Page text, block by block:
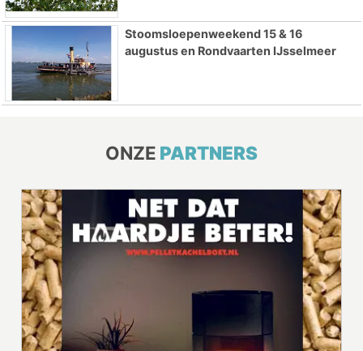
Stoomsloepenweekend 15 & 16
augustus en Rondvaarten IJsselmeer
ONZE PARTNERS